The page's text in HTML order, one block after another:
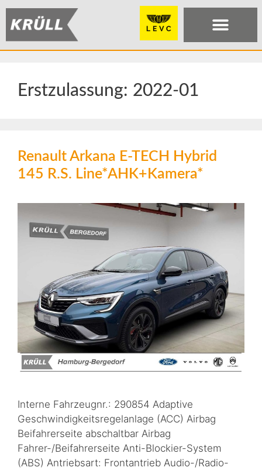
Erstzulassung: 2022-01
Renault Arkana E-TECH Hybrid
145 R.S. Line*AHK+Kamera*
Interne Fahrzeugnr.: 290854 Adaptive
Geschwindigkeitsregelanlage (ACC) Airbag
Beifahrerseite abschaltbar Airbag
Fahrer-/Beifahrerseite Anti-Blockier-System
(ABS) Antriebsart: Frontantrieb Audio-/Radio-